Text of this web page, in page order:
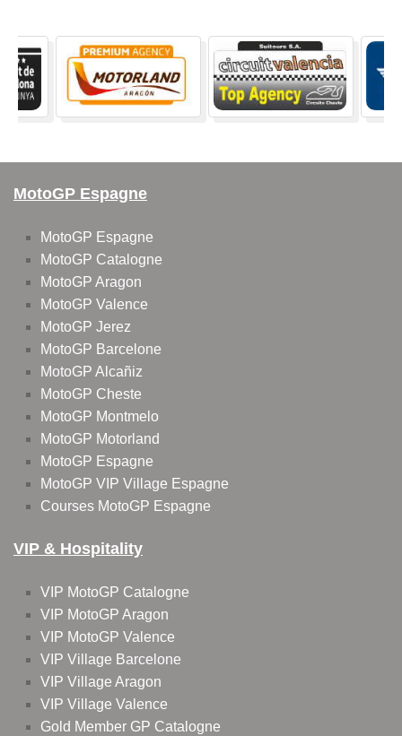
MotoGP Espagne
MotoGP Espagne
MotoGP Catalogne
MotoGP Aragon
MotoGP Valence
MotoGP Jerez
MotoGP Barcelone
MotoGP Alcañiz
MotoGP Cheste
MotoGP Montmelo
MotoGP Motorland
MotoGP Espagne
MotoGP VIP Village Espagne
Courses MotoGP Espagne
VIP & Hospitality
VIP MotoGP Catalogne
VIP MotoGP Aragon
VIP MotoGP Valence
VIP Village Barcelone
VIP Village Aragon
VIP Village Valence
Gold Member GP Catalogne